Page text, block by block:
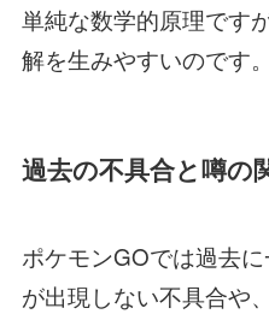
単純な数学的原理です
解を生みやすいのです。
過去の不具合と噂の
ポケモンGOでは過去
が出現しない不具合や